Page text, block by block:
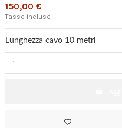
150,00 €
Tasse incluse
Lunghezza cavo 10 metri